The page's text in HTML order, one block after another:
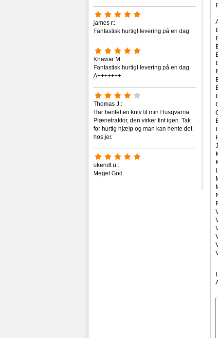
james r.:
Fantastisk hurtigt levering på en dag
Khawar M.:
Fantastisk hurtigt levering på en dag
A+++++++
Thomas J.:
Har hentet en kniv til min Husqvarna
Plænetraktor, den virker fint igen. Tak
for hurtig hjælp og man kan hente det
hos jer.
ukendt u.:
Meget God